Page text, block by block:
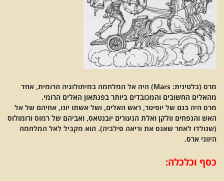
מרס (בלטינית: Mars) היה אל המלחמה במיתולוגיה הרומית, אחד
מהאלים החשובים והמכובדים ביותר בפנתאון האלים הרומי.
מרס היה בנם של יופיטר, ראש האלים, ושל אשתו יונו, אחיהם של אל
האש והנפחים וולקן ואלת הנעורים יובנטאס, ואביהם של רמוס ורומולוס
(שנולדו לאחר שאנס את וריאה סילביה). הוא מקביל לאל המלחמה
היווני ארס.
כסף וכלכלה: